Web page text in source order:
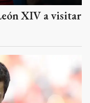
XIV a visitar